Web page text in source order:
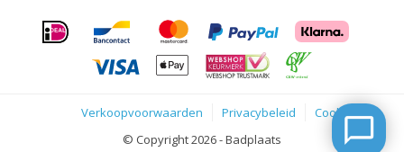
Verkoopvoorwaarden Privacybeleid
Cookies
© Copyright 2026 - Badplaats